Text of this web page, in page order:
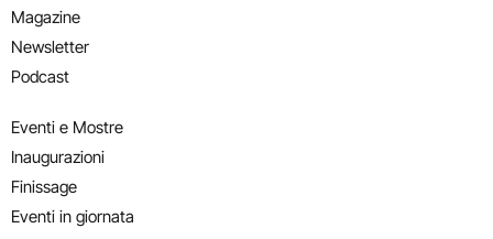
Magazine
Newsletter
Podcast
Eventi e Mostre
Inaugurazioni
Finissage
Eventi in giornata